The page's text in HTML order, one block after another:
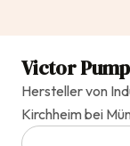
Victor
Hersteller von
Kirchheim bei